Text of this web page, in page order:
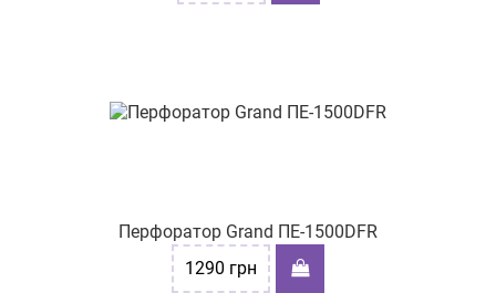
Перфоратор Grand ПЕ-1500DFR
1290 грн